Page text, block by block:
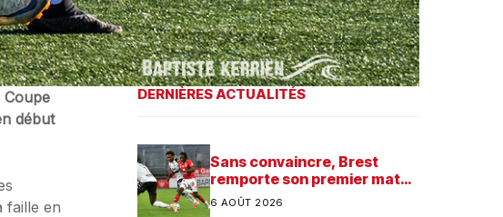
Coupe
début
faille en
DERNIÈRES ACTUALITÉS
Sans convaincre, Brest
remporte son premier match
dans sa préparation contre
6 AOÛT 2026